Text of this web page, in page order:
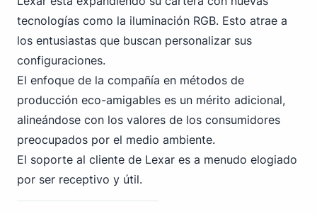
tecnologías como la iluminación RGB. Esto atrae a
los entusiastas que buscan personalizar sus
configuraciones.
El enfoque de la compañía en métodos de
producción eco-amigables es un mérito adicional,
alineándose con los valores de los consumidores
preocupados por el medio ambiente.
El soporte al cliente de Lexar es a menudo elogiado
por ser receptivo y útil.